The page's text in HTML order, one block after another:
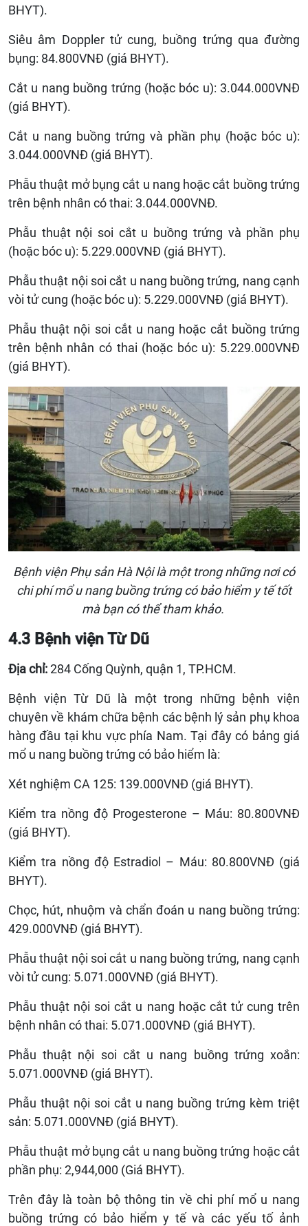
BHYT).
Siêu âm Doppler tử cung, buồng trứng qua đường
bụng: 84.800VNĐ (giá BHYT).
Cắt u nang buồng trứng (hoặc bóc u): 3.044.000VNĐ
(giá BHYT).
Cắt u nang buồng trứng và phần phụ (hoặc bóc u):
3.044.000VNĐ (giá BHYT).
Phẫu thuật mở bụng cắt u nang hoặc cắt buồng trứng
trên bệnh nhân có thai: 3.044.000VNĐ.
Phẫu thuật nội soi cắt u buồng trứng và phần phụ
(hoặc bóc u): 5.229.000VNĐ (giá BHYT).
Phẫu thuật nội soi cắt u nang buồng trứng, nang cạnh
vòi tử cung (hoặc bóc u): 5.229.000VNĐ (giá BHYT).
Phẫu thuật nội soi cắt u nang hoặc cắt buồng trứng
trên bệnh nhân có thai (hoặc bóc u): 5.229.000VNĐ
(giá BHYT).
Bệnh viện Phụ sản Hà Nội là một trong những nơi có
chi phí mổ u nang buồng trứng có bảo hiểm y tế tốt
mà bạn có thể tham khảo.
4.3 Bệnh viện Từ Dũ
Địa chỉ:284 Cống Quỳnh, quận 1, TP.HCM.
Bệnh viện Từ Dũ là một trong những bệnh viện
chuyên về khám chữa bệnh các bệnh lý sản phụ khoa
hàng đầu tại khu vực phía Nam. Tại đây có bảng giá
mổ u nang buồng trứng có bảo hiểm là:
Xét nghiệm CA 125: 139.000VNĐ (giá BHYT).
Kiểm tra nồng độ Progesterone – Máu: 80.800VNĐ
(giá BHYT).
Kiểm tra nồng độ Estradiol – Máu: 80.800VNĐ (giá
BHYT).
Chọc, hút, nhuộm và chẩn đoán u nang buồng trứng:
429.000VNĐ (giá BHYT).
Phẫu thuật nội soi cắt u nang buồng trứng, nang cạnh
vòi tử cung: 5.071.000VNĐ (giá BHYT).
Phẫu thuật nội soi cắt u nang hoặc cắt tử cung trên
bệnh nhân có thai: 5.071.000VNĐ (giá BHYT).
Phẫu thuật nội soi cắt u nang buồng trứng xoắn:
5.071.000VNĐ (giá BHYT).
Phẫu thuật nội soi cắt u nang buồng trứng kèm triệt
sản: 5.071.000VNĐ (giá BHYT).
Phẫu thuật mở bụng cắt u nang buồng trứng hoặc cắt
phần phụ: 2,944,000 (Giá BHYT).
Trên đây là toàn bộ thông tin về chi phí mổ u nang
buồng trứng có bảo hiểm y tế và các yếu tố ảnh